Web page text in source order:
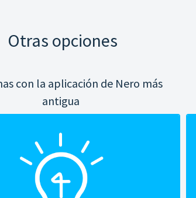
Otras opciones
con la aplicación de Nero más
antigua